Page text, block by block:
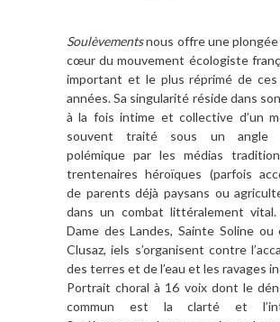
Soulèvementsnous offre une plongée
cœur du mouvement écologiste
important et le plus réprimé de ces
années. Sa singularité réside dans
à la fois intime et collective d’un
souvent traité sous un angle
polémique par les médias
trentenaires héroïques (parfois
de parents déjà paysans ou
dans un combat littéralement
Dame des Landes, Sainte Soline ou
Clusaz, iels s’organisent contre
des terres et de l’eau et les ravages
Portrait choral à 16 voix dont le
commun est la clarté et